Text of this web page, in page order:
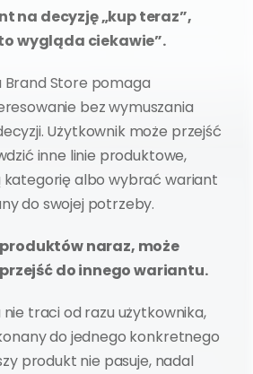
na decyzję „kup teraz”,
wygląda ciekawie”.
Store pomaga
bez wymuszania
Użytkownik może przejść
inne linie produktowe,
albo wybrać wariant
do swojej potrzeby.
naraz, może
do innego wariantu.
traci od razu użytkownika,
do jednego konkretnego
produkt nie pasuje, nadal